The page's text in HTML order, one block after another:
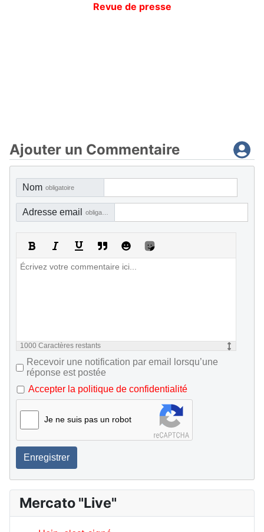
Revue de presse
Ajouter un Commentaire
Nom obligatoire
Adresse email
1000 Caractères restants
Recevoir une notification par email lorsqu’une
réponse est postée
Accepter la politique de confidentialité
Je ne suis pas un robot
Enregistrer
Mercato "Live"